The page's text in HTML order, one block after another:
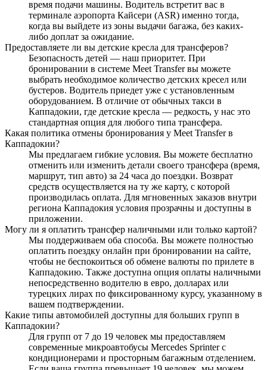
время подачи машины. Водитель встретит вас в
терминале аэропорта Кайсери (ASR) именно тогда,
когда вы выйдете из зоны выдачи багажа, без каких-
либо доплат за ожидание.
Предоставляете ли вы детские кресла для трансферов?
Безопасность детей — наш приоритет. При
бронировании в системе Meet Transfer вы можете
выбрать необходимое количество детских кресел или
бустеров. Водитель приедет уже с установленным
оборудованием. В отличие от обычных такси в
Каппадокии, где детские кресла — редкость, у нас это
стандартная опция для любого типа трансфера.
Какая политика отмены бронирования у Meet Transfer в
Каппадокии?
Мы предлагаем гибкие условия. Вы можете бесплатно
отменить или изменить детали своего трансфера (время,
маршрут, тип авто) за 24 часа до поездки. Возврат
средств осуществляется на ту же карту, с которой
производилась оплата. Для мгновенных заказов внутри
региона Каппадокия условия прозрачны и доступны в
приложении.
Могу ли я оплатить трансфер наличными или только картой?
Мы поддерживаем оба способа. Вы можете полностью
оплатить поездку онлайн при бронировании на сайте,
чтобы не беспокоиться об обмене валюты по прилете в
Каппадокию. Также доступна опция оплаты наличными
непосредственно водителю в евро, долларах или
турецких лирах по фиксированному курсу, указанному в
вашем подтверждении.
Какие типы автомобилей доступны для больших групп в
Каппадокии?
Для групп от 7 до 19 человек мы предоставляем
современные микроавтобусы Mercedes Sprinter с
кондиционерами и просторным багажным отделением.